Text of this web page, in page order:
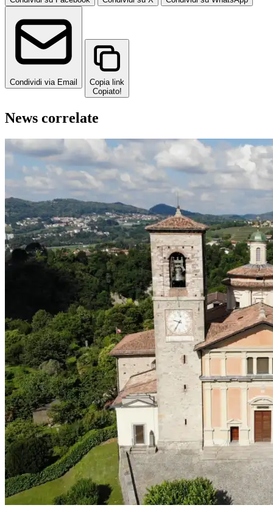
Condividi via Email
Copia link
Copiato!
News correlate